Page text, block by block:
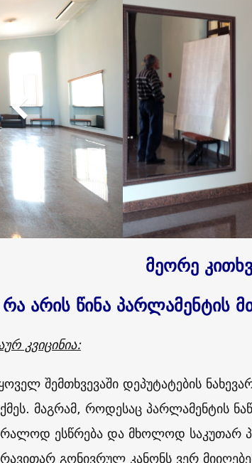
მეორე
რა არის წინა პარლამენტის
კვიცინია:
შემთხვევაში დეპუტატების
მაგრამ, როდესაც პარლამენტის
ესწრება და მხოლოდ საკუთარ
გონივრულ კანონს ვერ